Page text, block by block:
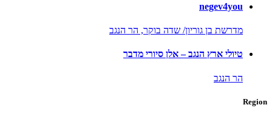
negev4you
מדרשת בן גוריון/ שדה בוקר, הר הנגב
טיולי ארץ הנגב – אלן סיורי מדבר
הר הנגב
Region